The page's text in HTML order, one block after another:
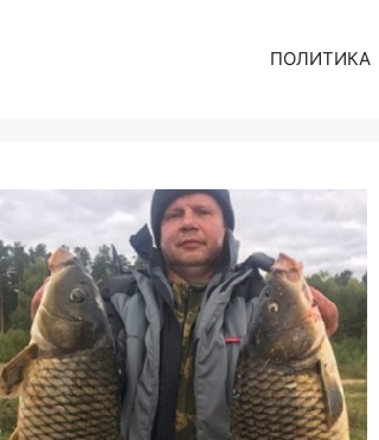
ПОЛИТИКА